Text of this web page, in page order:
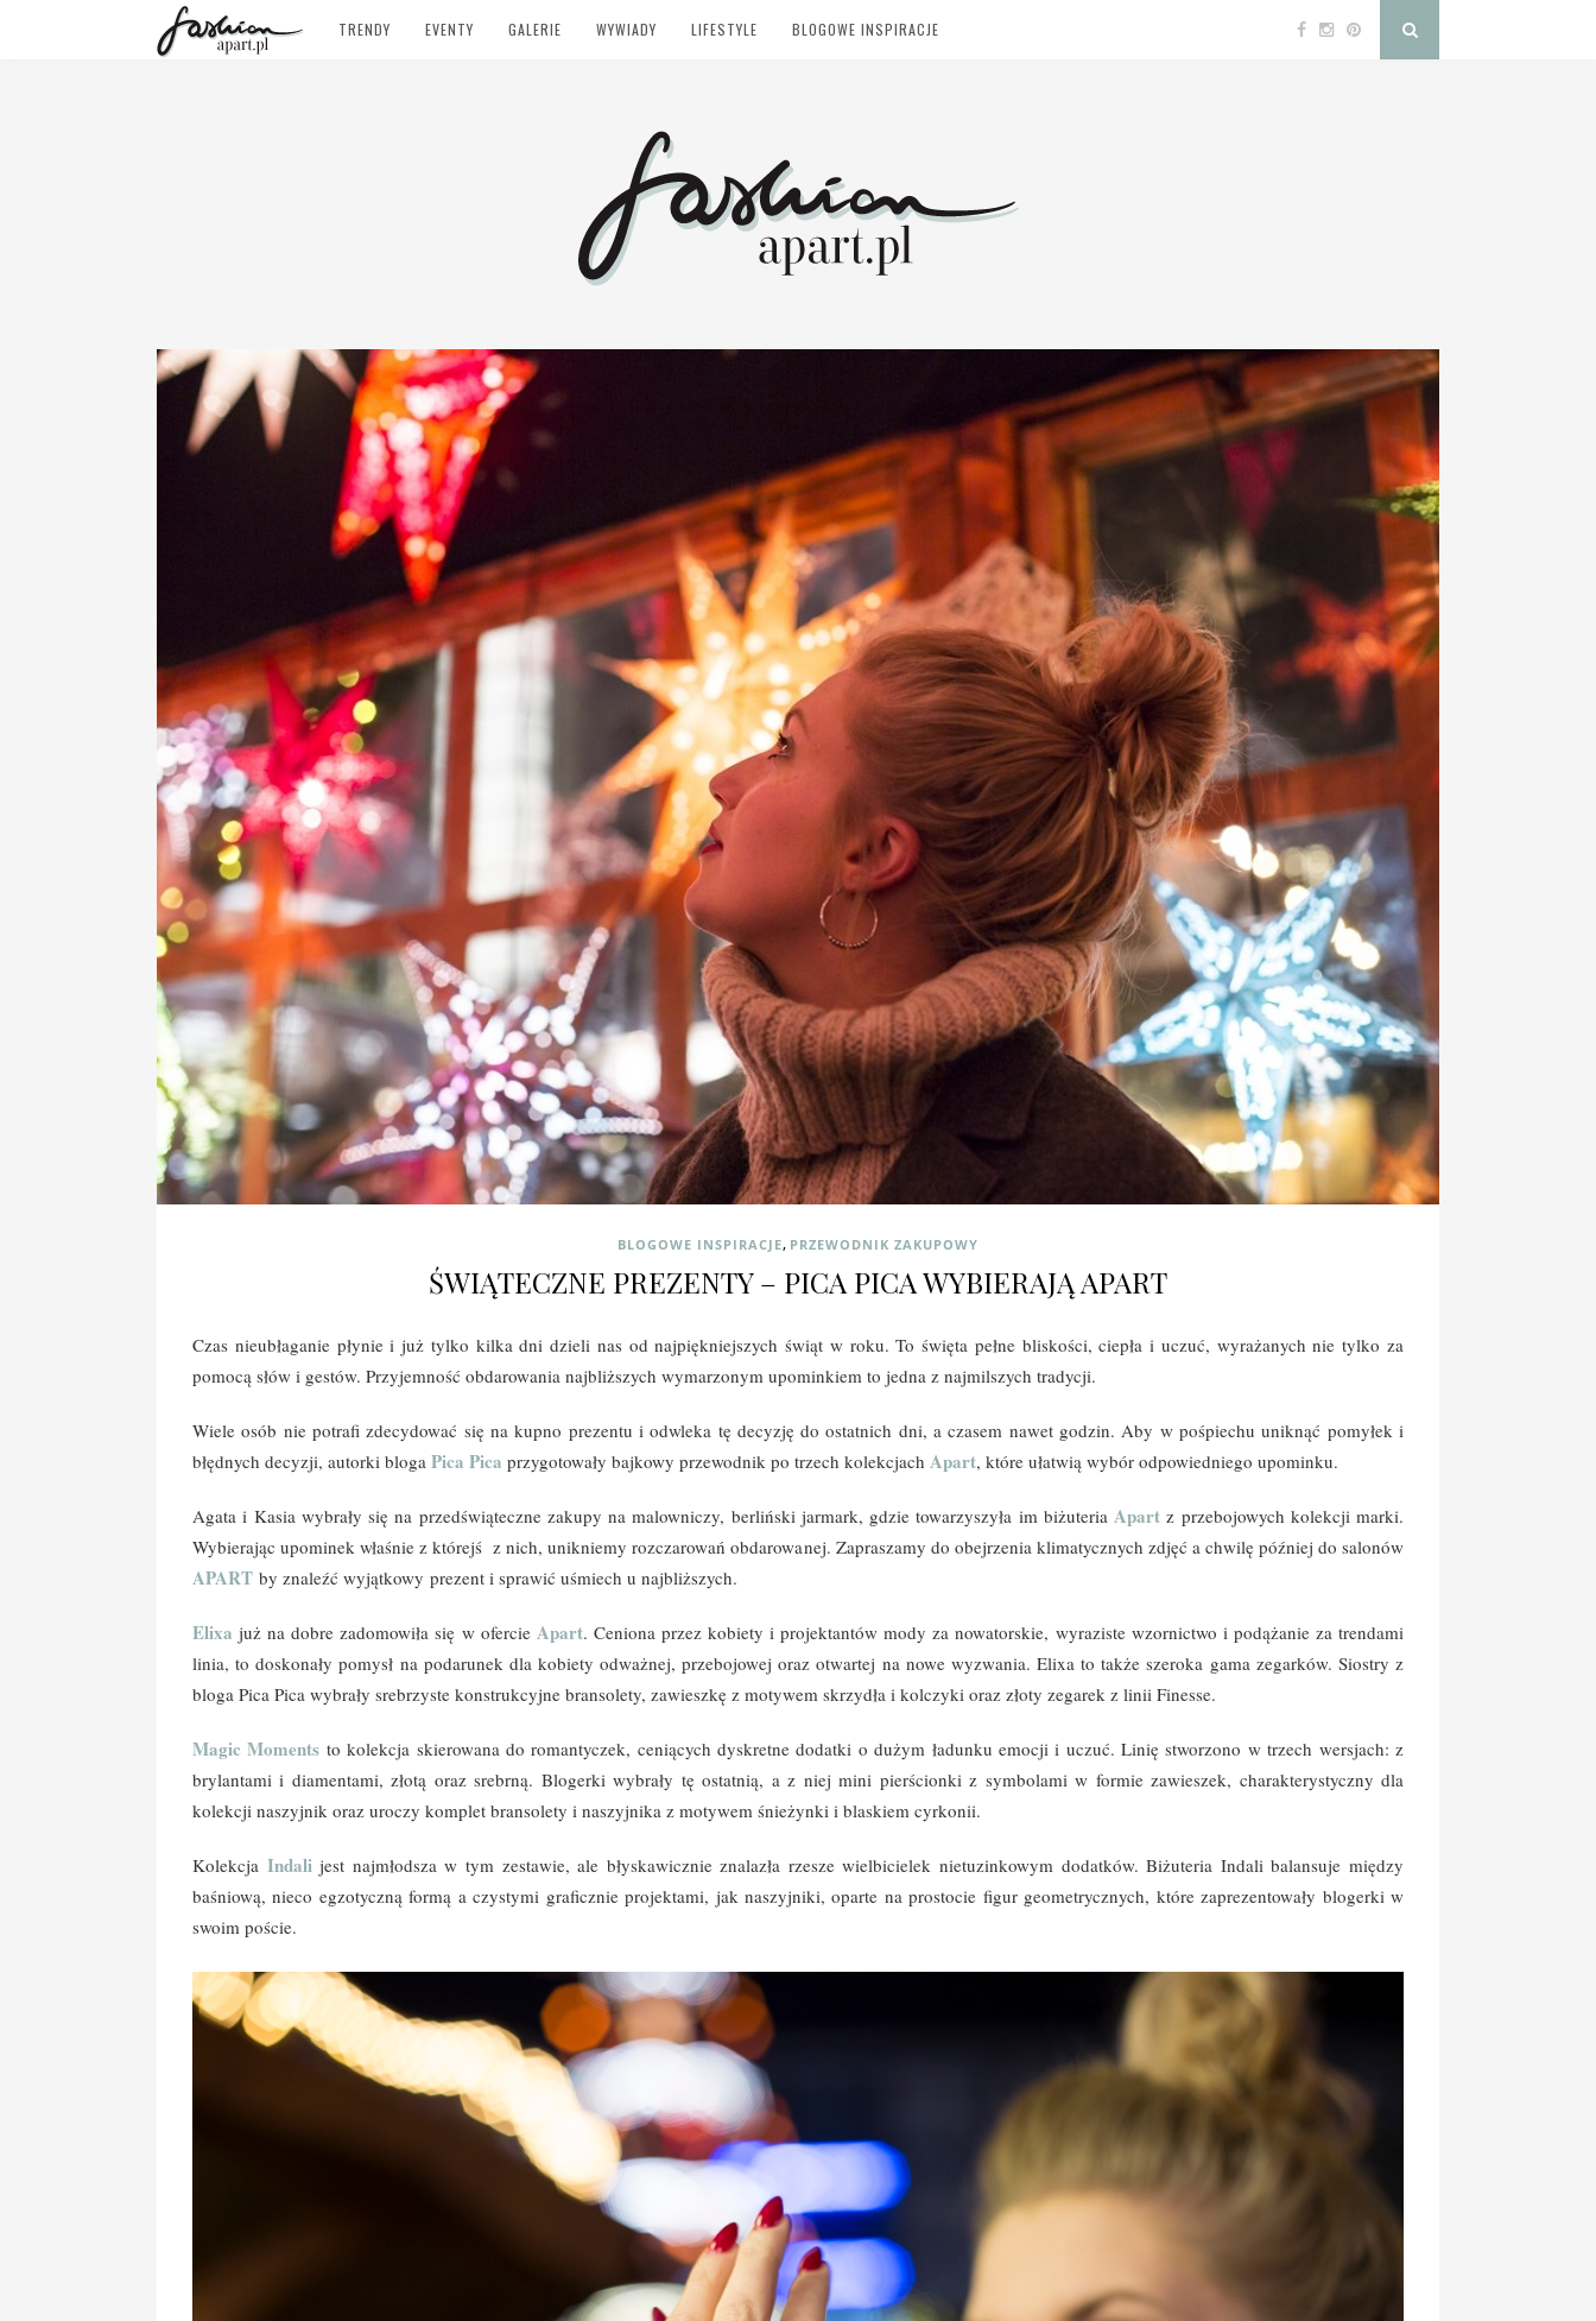
TRENDY EVENTY GALERIE WYWIADY LIFESTYLE BLOGOWE INSPIRACJE
BLOGOWE INSPIRACJE, PRZEWODNIK ZAKUPOWY
ŚWIĄTECZNE PREZENTY – PICA PICA WYBIERAJĄ APART
Czas nieubłaganie płynie i już tylko kilka dni dzieli nas od najpiękniejszych świąt w roku. To święta pełne bliskości, ciepła i uczuć, wyrażanych nie tylko za
pomocą słów i gestów. Przyjemność obdarowania najbliższych wymarzonym upominkiem to jedna z najmilszych tradycji.
Wiele osób nie potrafi zdecydować się na kupno prezentu i odwleka tę decyzję do ostatnich dni, a czasem nawet godzin. Aby w pośpiechu uniknąć pomyłek i
błędnych decyzji, autorki bloga Pica Pica przygotowały bajkowy przewodnik po trzech kolekcjach Apart, które ułatwią wybór odpowiedniego upominku.
Agata i Kasia wybrały się na przedświąteczne zakupy na malowniczy, berliński jarmark, gdzie towarzyszyła im biżuteria Apart z przebojowych kolekcji marki.
Wybierając upominek właśnie z którejś z nich, unikniemy rozczarowań obdarowanej. Zapraszamy do obejrzenia klimatycznych zdjęć a chwilę później do salonów
APART by znaleźć wyjątkowy prezent i sprawić uśmiech u najbliższych.
Elixa już na dobre zadomowiła się w ofercie Apart. Ceniona przez kobiety i projektantów mody za nowatorskie, wyraziste wzornictwo i podążanie za trendami
linia, to doskonały pomysł na podarunek dla kobiety odważnej, przebojowej oraz otwartej na nowe wyzwania. Elixa to także szeroka gama zegarków. Siostry z
bloga Pica Pica wybrały srebrzyste konstrukcyjne bransolety, zawieszkę z motywem skrzydła i kolczyki oraz złoty zegarek z linii Finesse.
Magic Moments to kolekcja skierowana do romantyczek, ceniących dyskretne dodatki o dużym ładunku emocji i uczuć. Linię stworzono w trzech wersjach: z
brylantami i diamentami, złotą oraz srebrną. Blogerki wybrały tę ostatnią, a z niej mini pierścionki z symbolami w formie zawieszek, charakterystyczny dla
kolekcji naszyjnik oraz uroczy komplet bransolety i naszyjnika z motywem śnieżynki i blaskiem cyrkonii.
Kolekcja Indali jest najmłodsza w tym zestawie, ale błyskawicznie znalazła rzesze wielbicielek nietuzinkowym dodatków. Biżuteria Indali balansuje między
baśniową, nieco egzotyczną formą a czystymi graficznie projektami, jak naszyjniki, oparte na prostocie figur geometrycznych, które zaprezentowały blogerki w
swoim poście.